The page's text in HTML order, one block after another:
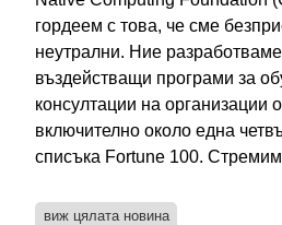
гордеем с това, че сме
неутрални. Ние
въздействащи програми за
консултации на организации
включително около една
списъка Fortune 100.
виж цялата новина